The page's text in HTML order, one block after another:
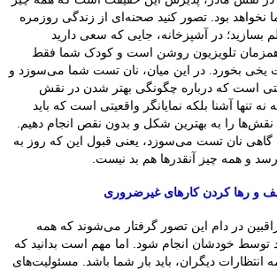
بود. تصور کنید صحنه‌ای از زندگی روزمره
بسازید؛ در آشپزخانه، جایی که سعی دارید
همزمان تلویزیون روشن است و کودک شما فقط
بخورد. در این میان، نان تست شما می‌سوزد و
است که درباره چگونگی بهتر شدن در نقش
تنها آشنا بلکه نمایانگر واقعیتی است که باید
نقش‌ها را به بهترین شکل و بدون نقص انجام دهیم.
نان تست می‌سوزد، یعنی قبول این که روز به
و همه چیز آنقدرها هم بد نیست.
و رها کردن کارهای غیرضروری
در دام این تصور گرفتار می‌شوند که همه
توسط خودشان انجام شود. اما مهم است بدانید که
دیگران، باید بار شما باشد. مسئولیت‌های